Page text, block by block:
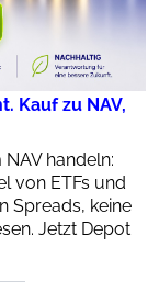
Kauf zu NAV,
handeln:
von ETFs und
Spreads, keine
Jetzt Depot